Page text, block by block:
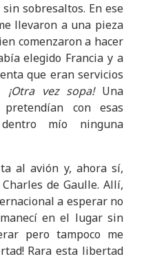
sobresaltos. En ese
llevaron a una pieza
comenzaron a hacer
elegido Francia y a
que eran servicios
¡Otra vez sopa!Una
con esas
mío ninguna
al avión y, ahora sí,
de Gaulle. Allí,
a esperar no
en el lugar sin
pero tampoco me
Rara esta libertad